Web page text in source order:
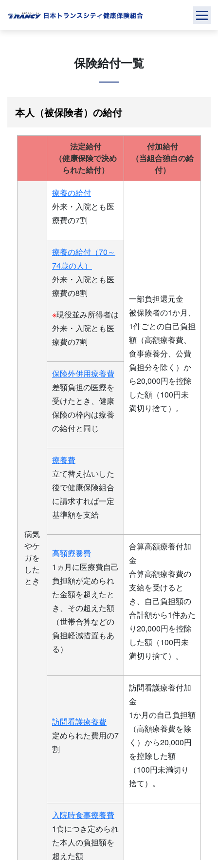
保険給付一覧
本人（被保険者）の給付
法定給付
（健康保険で決め
られた給付）
付加給付
（当組合独自の給
付）
病気
やケ
ガを
した
とき
療養の給付
外来・入院とも医
療費の7割
一部負担還元金
被保険者の1か月、
1件ごとの自己負担
額（高額療養費、
食事療養分、公費
負担分を除く）か
ら20,000円を控除
した額（100円未
満切り捨て）。
療養の給付（70～
74歳の人）
外来・入院とも医
療費の8割
※現役並み所得者は
外来・入院とも医
療費の7割
保険外併用療養費
差額負担の医療を
受けたとき、健康
保険の枠内は療養
の給付と同じ
療養費
立て替え払いした
後で健康保険組合
に請求すれば一定
基準額を支給
高額療養費
1ヵ月に医療費自己
負担額が定められ
た金額を超えたと
き、その超えた額
（世帯合算などの
負担軽減措置もあ
る）
合算高額療養付加
金
合算高額療養費の
支給を受けると
き、自己負担額の
合計額から1件あた
り20,000円を控除
した額（100円未
満切り捨て）。
訪問看護療養費
定められた費用の7
割
訪問看護療養付加
金
1か月の自己負担額
（高額療養費を除
く）から20,000円
を控除した額
（100円未満切り
捨て）。
入院時食事療養費
1食につき定められ
た本人の負担額を
超えた額